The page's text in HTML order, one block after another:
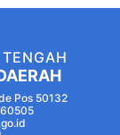
Pos 50132